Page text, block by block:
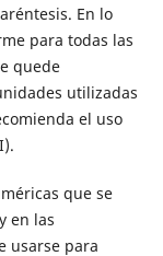
En lo
para todas las
quede
utilizadas
el uso
que se
en las
usarse para